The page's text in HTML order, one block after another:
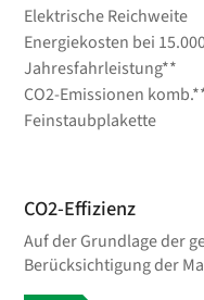
Elektrische Reichweite
Energiekosten bei
Jahresfahrleistung**
CO2-Emissionen
Feinstaubplakette
CO2-Effizienz
Auf der Grundlage der
Berücksichtigung der